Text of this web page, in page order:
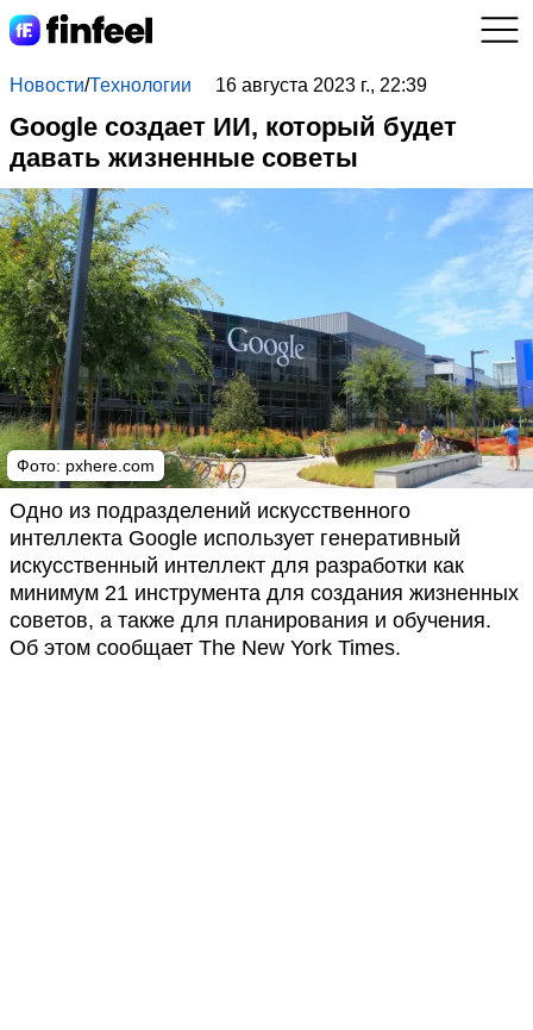
Новости/Технологии 16 августа 2023 г., 22:39
Google создает ИИ, который будет
давать жизненные советы
Фото: pxhere.com
Одно из подразделений искусственного
интеллекта Google использует генеративный
искусственный интеллект для разработки как
минимум 21 инструмента для создания жизненных
советов, а также для планирования и обучения.
Об этом сообщает The New York Times.